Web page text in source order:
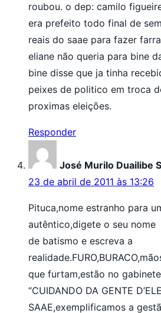
roubou. o dep: camilo
era prefeito todo final de
reais do saae para fazer
eliane não queria para bine
bine disse que ja tinha
peixes de politico em troca
proximas eleições.
Responder
José Murilo Duailibe
23 de abril de 2011 às 13:26
Pituca,nome estranho para
autêntico,digete o seu nome
de batismo e escreva a
que furtam,estão no
“CUIDANDO DA GENTE
SAAE,exemplificamos a